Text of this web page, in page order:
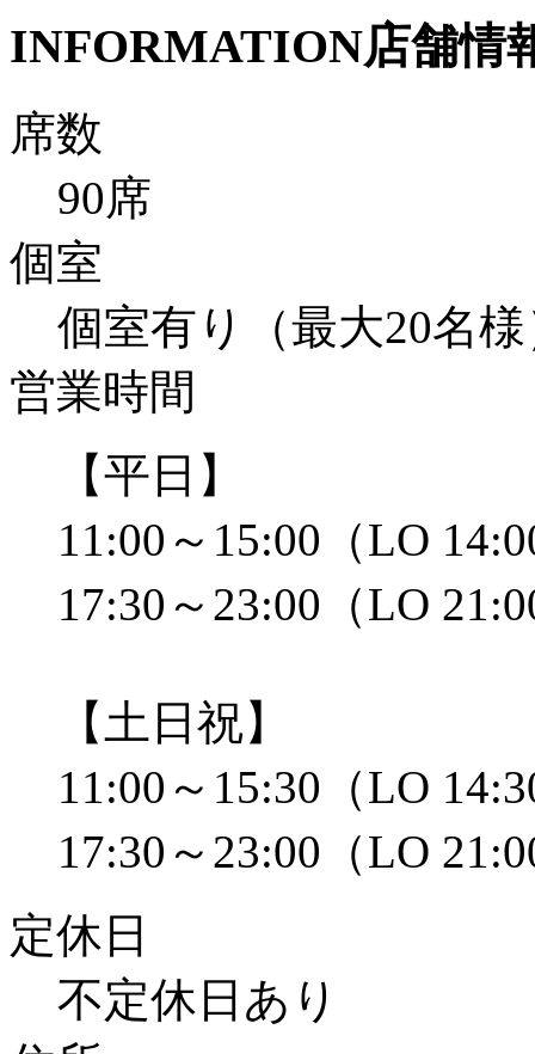
INFORMATION店舗情
席数
90席
個室
個室有り（最大20名
営業時間
【平日】
11:00～15:00（LO
17:30～23:00（LO
【土日祝】
11:00～15:30（LO
17:30～23:00（LO
定休日
不定休日あり